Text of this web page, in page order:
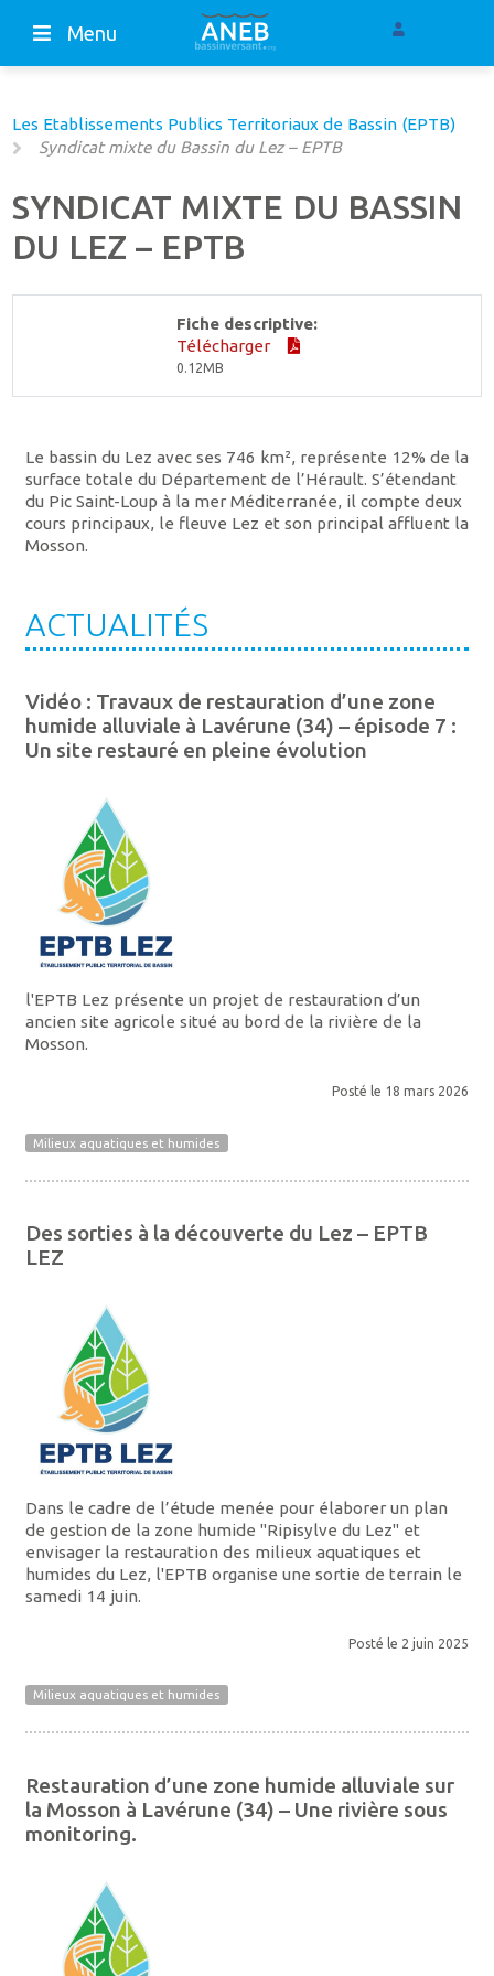
Menu
Les Etablissements Publics Territoriaux de Bassin (EPTB)
Syndicat mixte du Bassin du Lez – EPTB
SYNDICAT MIXTE DU BASSIN
DU LEZ – EPTB
Fiche descriptive:
Télécharger
0.12MB
Le bassin du Lez avec ses 746 km², repré­sente 12% de la
sur­face totale du Département de l’Hérault. S’étendant
du Pic Saint-Loup à la mer Méditerranée, il compte deux
cours prin­ci­paux, le fleuve Lez et son prin­ci­pal affluent la
Mosson.
ACTUALITÉS
Vidéo : Travaux de restauration d’une zone
humide alluviale à Lavérune (34) – épisode 7 :
Un site restauré en pleine évolution
l'EPTB Lez présente un projet de restauration d’un
ancien site agricole situé au bord de la rivière de la
Mosson.
Posté le 18 mars 2026
Milieux aquatiques et humides
Des sorties à la découverte du Lez – EPTB
LEZ
Dans le cadre de l’étude menée pour élaborer un plan
de gestion de la zone humide "Ripisylve du Lez" et
envisager la restauration des milieux aquatiques et
humides du Lez, l'EPTB organise une sortie de terrain le
samedi 14 juin.
Posté le 2 juin 2025
Milieux aquatiques et humides
Restauration d’une zone humide alluviale sur
la Mosson à Lavérune (34) – Une rivière sous
monitoring.